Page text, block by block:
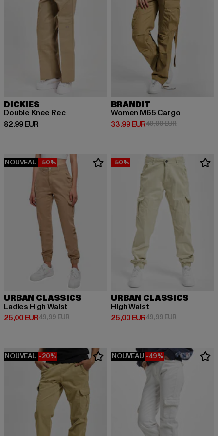
DICKIES
Double Knee Rec
82,99 EUR
Prix courant: 82,99 EUR
BRANDIT
Women M65 Cargo
33,99 EUR
Prix courant: 33,99 EUR
49,99 EURPrix en
NOUVEAU -50%
URBAN CLASSICS
Ladies High Waist
25,00 EUR
Prix courant: 25,00 EUR
49,99 EURPrix en promotion: 49,99 EUR
-50%
URBAN CLASSICS
High Waist
25,00 EUR
Prix courant: 25,00 EUR
49,99 EURPrix en
NOUVEAU -20% NOUVEAU -49%